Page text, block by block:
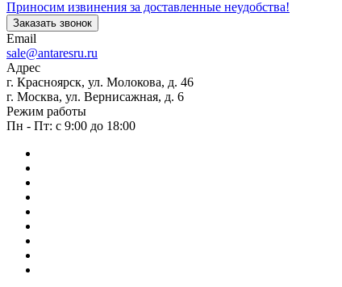
Приносим извинения за доставленные неудобства!
Заказать звонок
Email
sale@antaresru.ru
Адрес
г. Красноярск, ул. Молокова, д. 46
г. Москва, ул. Вернисажная, д. 6
Режим работы
Пн - Пт: с 9:00 до 18:00